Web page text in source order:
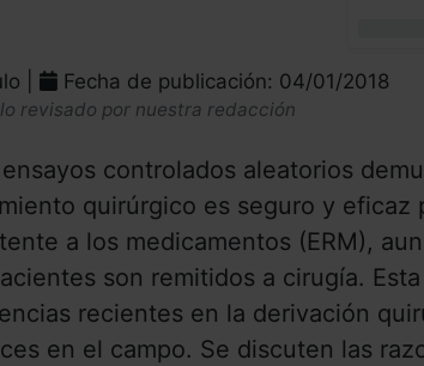
| Fecha de publicación: 04/01/2018
revisado por nuestra redacción
controlados aleatorios
quirúrgico es seguro y eficaz
a los medicamentos (ERM),
son remitidos a cirugía.
recientes en la derivación
en el campo. Se discuten las